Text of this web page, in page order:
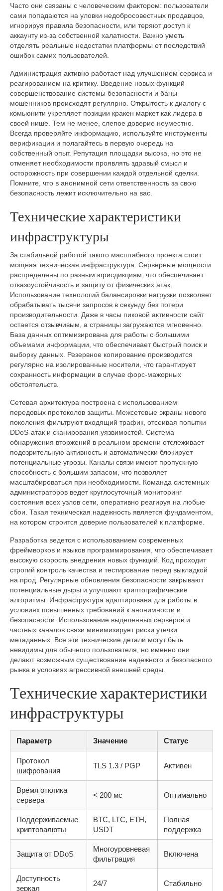
Часто они связаны с человеческим фактором: пользователи
сами попадаются на уловки недобросовестных продавцов,
игнорируя правила безопасности, или теряют доступ к
аккаунту из-за собственной халатности. Важно уметь
отделять реальные недостатки платформы от последствий
ошибок самих пользователей.
Администрация активно работает над улучшением сервиса и
реагированием на критику. Введение новых функций
совершенствование системы безопасности и баны
мошенников происходят регулярно. Открытость к диалогу с
комьюнити укрепляет позиции кракен маркет как лидера в
своей нише. Тем не менее, слепое доверие неуместно.
Всегда проверяйте информацию, используйте инструменты
верификации и полагайтесь в первую очередь на
собственный опыт. Репутация площадки высока, но это не
отменяет необходимости проявлять здравый смысл и
осторожность при совершении каждой отдельной сделки.
Помните, что в анонимной сети ответственность за свою
безопасность лежит исключительно на вас.
Технические характеристики
инфраструктуры
За стабильной работой такого масштабного проекта стоит
мощная техническая инфраструктура. Серверные мощности
распределены по разным юрисдикциям, что обеспечивает
отказоустойчивость и защиту от физических атак.
Использование технологий балансировки нагрузки позволяет
обрабатывать тысячи запросов в секунду без потери
производительности. Даже в часы пиковой активности сайт
остается отзывчивым, а страницы загружаются мгновенно.
База данных оптимизирована для работы с большими
объемами информации, что обеспечивает быстрый поиск и
выборку данных. Резервное копирование производится
регулярно на изолированные носители, что гарантирует
сохранность информации в случае форс-мажорных
обстоятельств.
Сетевая архитектура построена с использованием
передовых протоколов защиты. Межсетевые экраны нового
поколения фильтруют входящий трафик, отсеивая попытки
DDoS-атак и сканирования уязвимостей. Система
обнаружения вторжений в реальном времени отслеживает
подозрительную активность и автоматически блокирует
потенциальные угрозы. Каналы связи имеют пропускную
способность с большим запасом, что позволяет
масштабироваться при необходимости. Команда системных
администраторов ведет круглосуточный мониторинг
состояния всех узлов сети, оперативно реагируя на любые
сбои. Такая техническая надежность является фундаментом,
на котором строится доверие пользователей к платформе.
Разработка ведется с использованием современных
фреймворков и языков программирования, что обеспечивает
высокую скорость внедрения новых функций. Код проходит
строгий контроль качества и тестирование перед выкладкой
на прод. Регулярные обновления безопасности закрывают
потенциальные дыры и улучшают криптографические
алгоритмы. Инфраструктура адаптирована для работы в
условиях повышенных требований к анонимности и
безопасности. Использование выделенных серверов и
частных каналов связи минимизирует риски утечки
метаданных. Все эти технические детали могут быть
невидимы для обычного пользователя, но именно они
делают возможным существование надежного и безопасного
рынка в условиях агрессивной внешней среды.
Технические характеристики
инфраструктуры
Параметр Значение Статус
Протокол
шифрования
TLS 1.3 / PGP Активен
Время отклика
сервера
< 200 мс Оптимально
Поддерживаемые
криптовалюты
BTC, LTC, ETH,
USDT
Полная
поддержка
Защита от DDoS
Многоуровневая
фильтрация
Включена
Доступность
зеркал
24/7 Стабильно